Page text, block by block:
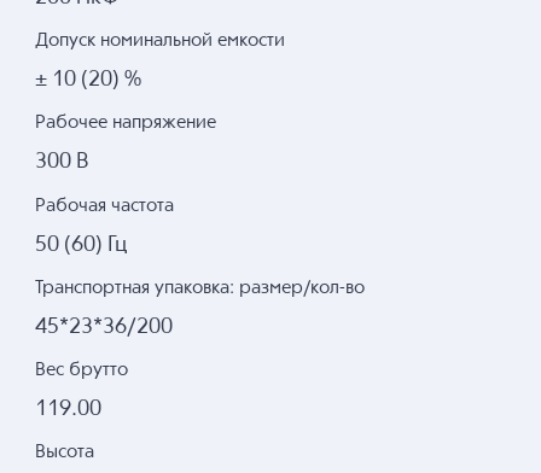
Допуск номинальной емкости
± 10 (20) %
Рабочее напряжение
300 В
Рабочая частота
50 (60) Гц
Транспортная упаковка: размер/кол-во
45*23*36/200
Вес брутто
119.00
Высота